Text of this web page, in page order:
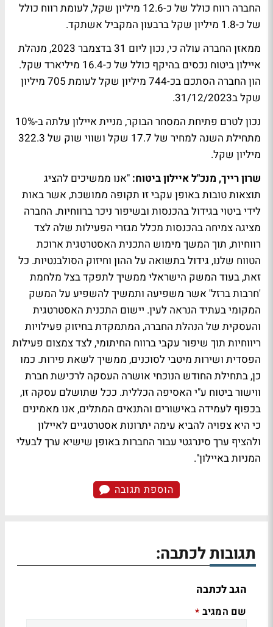
החברה רווח כולל של כ-12.6 מיליון שקל, לעומת רווח כולל
של כ-1.8 מיליון שקל ברבעון המקביל אשתקד.
ממאזן החברה עולה כי, נכון ליום 31 בדצמבר 2023, מנהלת
איילון ביטוח נכסים בהיקף כולל של כ-16.4 מיליארד שקל.
הון החברה הסתכם בכ-744 מיליון שקל לעומת 705 מיליון
שקל ב31/12/2023.
נכון לטרם פתיחת המסחר הבוקר, מניית איילון עלתה ב-10%
מתחילת השנה למחיר של 17.7 שקל ושווי שוק של 322.3
מיליון שקל.
שרון רייך, מנכ"ל איילון ביטוח: "אנו ממשיכים להציג
תוצאות טובות באופן עקבי זו תקופה ממושכת, אשר באות
לידי ביטוי בגידול בהכנסות ובשיפור ניכר ברווחיות. החברה
מציגה צמיחה בהכנסות מכלל מגזרי הפעילות שלה לצד
רווחיות, תוך המשך מימוש התכנית האסטרטגית ארוכת
הטווח שלנו, גידול בתשואה על ההון וחיזוק הסולבנטיות. כל
זאת, בעוד המשק הישראלי ממשיך לתפקד בצל מלחמת
'חרבות ברזל' אשר משפיעה ותמשיך להשפיע על המשק
המקומי בעתיד הנראה לעין. יישום התכנית האסטרטגית
והעסקית של הנהלת החברה, המתמקדת בחיזוק פעילויות
ריווחיות תוך שיפור עקבי ברווח החיתומי, לצד צמצום פעילות
הפסדית ושירות מיטבי לסוכנים, ממשיך לשאת פירות. כמו
כן, בתחילת החודש הנוכחי אושרה העסקה לרכישת חברת
ווישור ביטוח ע"י האסיפה הכללית. ככל שתושלם עסקה זו,
בכפוף לעמידה באישורים והתנאים המתלים, אנו מאמינים
כי היא צפויה להביא עימה יתרונות אסטרטגיים לאיילון
ולהציף ערך סינרגטי עבור החברות באופן שישיא ערך לבעלי
המניות באיילון".
הוספת תגובה
תגובות לכתבה:
הגב לכתבה
שם המגיב *